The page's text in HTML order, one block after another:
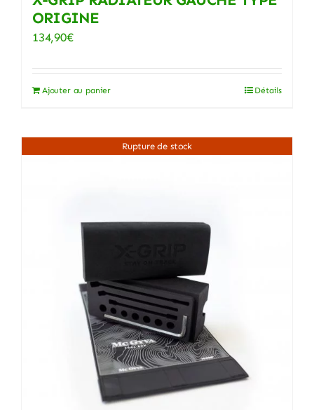
ORIGINE
134,90€
Ajouter au panier Détails
Rupture de stock